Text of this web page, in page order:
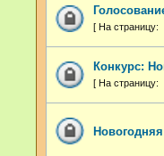
Конкурс: